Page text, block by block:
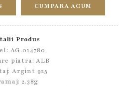
CUMPARA ACUM
Produs
AG.014780
piatra: ALB
Argint 925
2.38g